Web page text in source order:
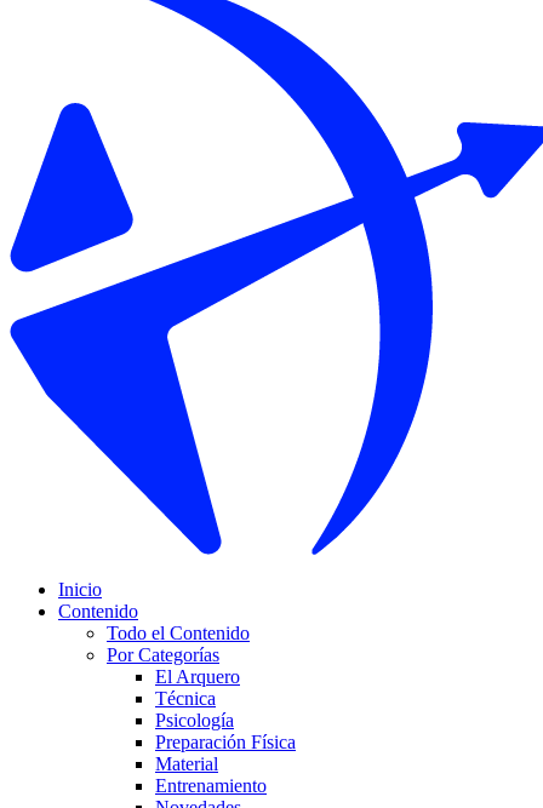
Inicio
Contenido
Todo el Contenido
Por Categorías
El Arquero
Técnica
Psicología
Preparación Física
Material
Entrenamiento